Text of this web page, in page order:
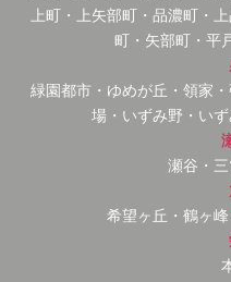
上町・上矢部町・品濃町・
町・矢部町・平
緑園都市・ゆめが丘・領家
場・いずみ野・い
瀬谷・
希望ヶ丘・鶴ヶ